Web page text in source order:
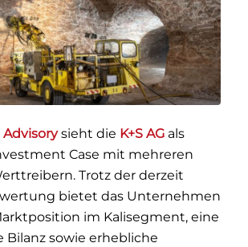
sieht die K+S AGals
Case mit mehreren
Trotz der derzeit
bietet das Unternehmen
im Kalisegment, eine
Bilanz sowie erhebliche